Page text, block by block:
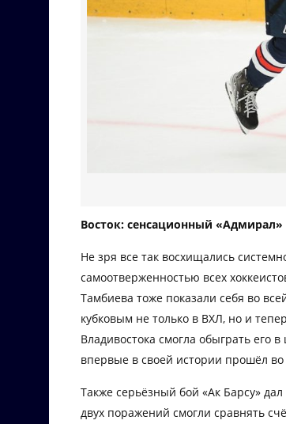
Восток: сенсационный «Адмирал»
Не зря все так восхищались
самоотверженностью всех
Тамбиева тоже показали себя во
кубковым не только в ВХЛ, но и
Владивостока смогла обыграть его
впервые в своей истории прошёл во
Также серьёзный бой «Ак Барсу»
двух поражений смогли сравнять